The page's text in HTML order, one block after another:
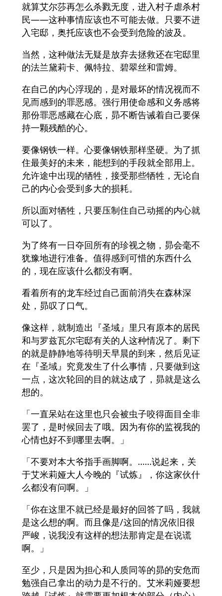
就算艾尔莎再怎么杀戮无度，进入村子虐杀村
民——这种事情应该也不可能去做。只要不进
入宅邸，奥托应该也不会受到危险的波及。
当然，这种做法无疑是放弃去拯救还在宅邸里
的法兰黛莉卡、佩特拉、碧翠丝和雷姆。
在自己的内心浮现的，是对最坏的情况视而不
见而感到的罪恶感。强行用使命感和义务感将
那份罪恶感藏在心底，昴不断告诫着自己要保
持一颗残酷的心。
要像钢铁一样。心要像钢铁那样坚硬。为了抓
住最美好的未来，能想到的手段就全部用上。
允许途中出现的牺牲，接受那些牺牲，无论自
己的内心会受到多大的损耗。
所以面对牺牲，只要压制住自己动摇的内心就
可以了。
为了终有一日夺回所有的珍视之物，昴会毫不
犹豫地进行准备。值得感到可惜的东西什么
的，现在应该什么都没有啊。
看着所有的龙车经过自己面前消失在森林深
处，昴叹了口气。
像这样，就制造出『圣域』里只有原本的居民
和与罗兹瓦尔宅邸有关的人这种情况了。剩下
的就是静静地等待明天早晨的到来，然后见证
在『圣域』究竟发生了什么事情，只要做到这
一点，这次轮回的目的就达成了，昴就是这么
想的。
「一直呆站在这里也只会被虫子咬得面目全非
罢了，是时候回去了哦。因为有你的监视我的
心情也好不到哪里去啊。」
「不要对本大爷指手画脚啊。……说起来，关
于艾米莉娅大人今晚的『试炼』，你这家伙什
么都没有问啊。」
「你在这里不就已经是最好的回答了吗，我就
是这么想的啊。而且像是/这回的情况依旧很
严峻，说我没有这样的想法那肯定是在说谎
啊。」
至少，只是因为担心和人质同等的昴的安危而
勉强自己拿出的动力是不行的。艾米莉娅要想